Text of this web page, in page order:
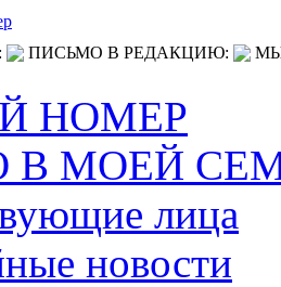
ПИСЬМО В РЕДАКЦИЮ:
НОМЕР
В МОЕЙ
лица
новости